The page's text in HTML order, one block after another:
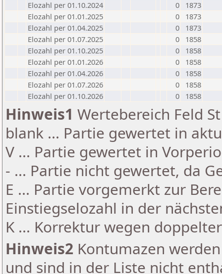
Elozahl per 01.10.2024
0
1873
Elozahl per 01.01.2025
0
1873
Elozahl per 01.04.2025
0
1873
Elozahl per 01.07.2025
0
1858
Elozahl per 01.10.2025
0
1858
Elozahl per 01.01.2026
0
1858
Elozahl per 01.04.2026
0
1858
Elozahl per 01.07.2026
0
1858
Elozahl per 01.10.2026
0 1858
Hinweis1 Wertebereich Feld
blank ... Partie gewertet in
V ... Partie gewertet in
- ... Partie nicht gewertet, da
E ... Partie vorgemerkt zur
Einstiegselozahl in der
K ... Korrektur wegen
Hinweis2 Kontumazen
und sind in der Liste nicht